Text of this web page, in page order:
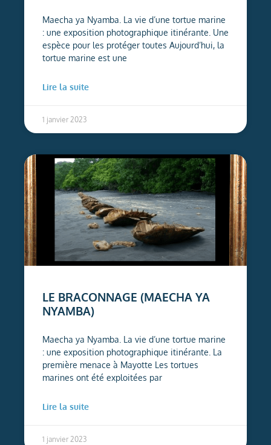
Maecha ya Nyamba. La vie d’une tortue marine
: une exposition photographique itinérante. Une
espèce pour les protéger toutes Aujourd’hui, la
tortue marine est une
Lire la suite
1 janvier 2023
LE BRACONNAGE (MAECHA YA
NYAMBA)
Maecha ya Nyamba. La vie d’une tortue marine
: une exposition photographique itinérante. La
première menace à Mayotte Les tortues
marines ont été exploitées par
Lire la suite
1 janvier 2023